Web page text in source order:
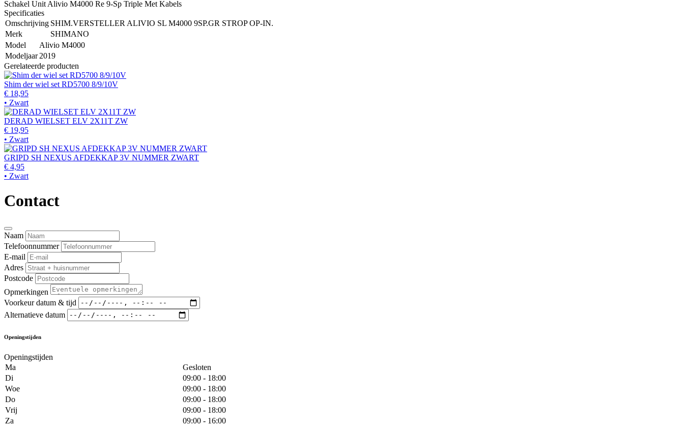
Schakel Unit Alivio M4000 Re 9-Sp Triple Met Kabels
Specificaties
Omschrijving SHIM.VERSTELLER ALIVIO SL M4000 9SP.GR STROP OP-IN.
Merk
SHIMANO
Model
Alivio M4000
Modeljaar 2019
Gerelateerde producten
Shim der wiel set RD5700 8/9/10V
€ 18,95
• Zwart
DERAD WIELSET ELV 2X11T ZW
€ 19,95
• Zwart
GRIPD SH NEXUS AFDEKKAP 3V NUMMER ZWART
€ 4,95
• Zwart
Contact
Naam
Telefoonnummer
E-mail
Adres
Postcode
Opmerkingen
Voorkeur datum & tijd
Alternatieve datum
Openingstijden
Openingstijden
Ma
Gesloten
Di
09:00 - 18:00
Woe
09:00 - 18:00
Do
09:00 - 18:00
Vrij
09:00 - 18:00
Za
09:00 - 16:00